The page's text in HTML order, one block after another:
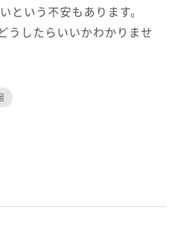
いう不安もあります。
うしたらいいかわかりませ